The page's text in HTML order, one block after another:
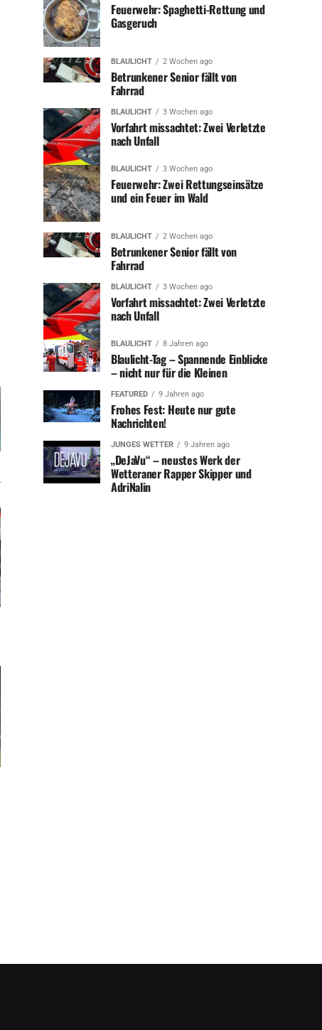
Feuerwehr: Spaghetti-Rettung und
Gasgeruch
BLAULICHT 2 Wochen ago
Betrunkener Senior fällt von
Fahrrad
BLAULICHT 3 Wochen ago
Vorfahrt missachtet: Zwei Verletzte
nach Unfall
BLAULICHT 3 Wochen ago
Feuerwehr: Zwei Rettungseinsätze
und ein Feuer im Wald
BLAULICHT 2 Wochen ago
Betrunkener Senior fällt von
Fahrrad
BLAULICHT 3 Wochen ago
Vorfahrt missachtet: Zwei Verletzte
nach Unfall
BLAULICHT 8 Jahren ago
Blaulicht-Tag – Spannende Einblicke
– nicht nur für die Kleinen
FEATURED 9 Jahren ago
Frohes Fest: Heute nur gute
Nachrichten!
JUNGES WETTER 9 Jahren ago
„DeJaVu“ – neustes Werk der
Wetteraner Rapper Skipper und
AdriNalin